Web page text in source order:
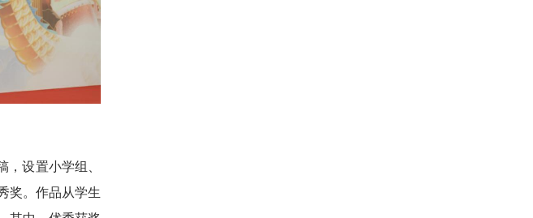
设置小学组、
奖。作品从学生